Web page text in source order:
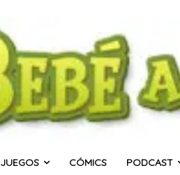
JUEGOS CÓMICS PODCAST